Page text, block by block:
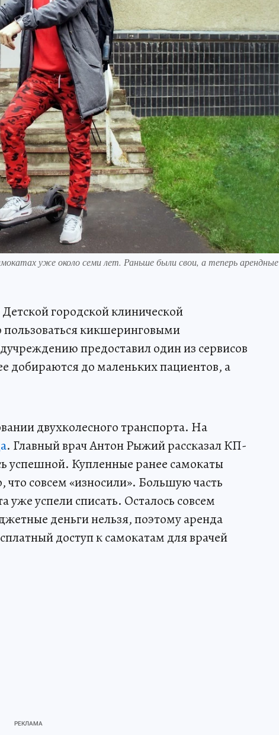
уже около семи лет. Раньше были свои, а теперь арендные
городской клинической
кикшеринговыми
предоставил один из сервисов
добираются до маленьких пациентов, а
двухколесного транспорта. На
. Главный врач Антон Рыжий рассказал КП-
успешной. Купленные ранее самокаты
что совсем «износили». Большую часть
уже успели списать. Осталось совсем
деньги нельзя, поэтому аренда
доступ к самокатам для врачей